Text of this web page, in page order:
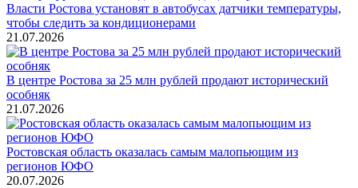
Власти Ростова установят в автобусах датчики температуры,
чтобы следить за кондиционерами
21.07.2026
В центре Ростова за 25 млн рублей продают исторический
особняк
21.07.2026
Ростовская область оказалась самым малопьющим из
регионов ЮФО
20.07.2026